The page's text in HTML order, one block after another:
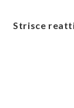
Strisce